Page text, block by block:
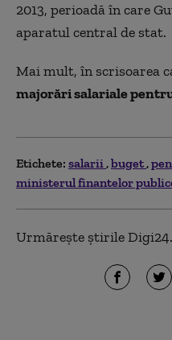
2013, perioadă în care
aparatul central de stat.
Mai mult, în scrisoarea
majorări salariale
Etichete: salarii buget
ministerul finantelor
Urmărește știrile